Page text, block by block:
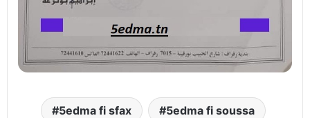
5edma fi sfax 5edma fi soussa